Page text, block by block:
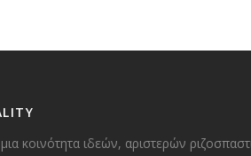
κοινότητα ιδεών, αριστερών